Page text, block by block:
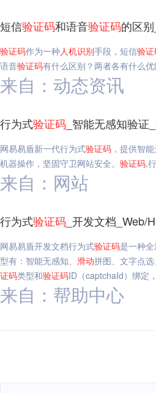
短信验证码和语音验证码的区
验证码作为一种人机识别手段，短信验
语音验证码有什么区别？两者各有什么
来自：动态资讯
行为式验证码 _智能无感知验证_
网易易盾新一代行为式验证码 ，提供智能
机器操作，坚固守卫网站安全。 验证码,
来自：网站
行为式验证码 _开发文档
网易易盾开发文档行为式验证码是一种
型有：智能无感知、 滑动拼图、文字点
证码类型和验证码ID（captchaId）绑定
来自：帮助中心